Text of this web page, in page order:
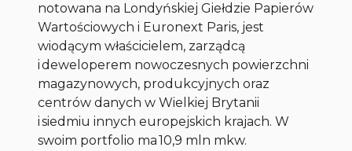
notowana na Londyńskiej Giełdzie Papierów
Wartościowych i Euronext Paris, jest
wiodącym właścicielem, zarządcą
i deweloperem nowoczesnych powierzchni
magazynowych, produkcyjnych oraz
centrów danych w Wielkiej Brytanii
i siedmiu innych europejskich krajach. W
swoim portfolio ma 10,9 mln mkw.